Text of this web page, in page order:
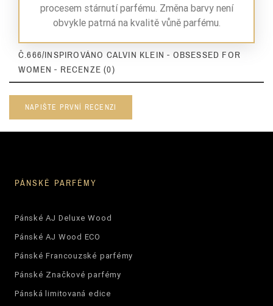
Dla Kogo damskie
Ean13
procesem stárnutí parfému. Změna barvy není
obvykle patrná na kvalitě vůně parfému.
Č.666/INSPIROVÁNO CALVIN KLEIN - OBSESSED FOR
WOMEN - RECENZE (0)
NAPIŠTE PRVNÍ RECENZI
PÁNSKÉ PARFÉMY
Pánské AJ Deluxe Wood
Pánské AJ Wood ECO
Pánské Francouzské parfémy
Pánské Značkové parfémy
Pánská limitovaná edice